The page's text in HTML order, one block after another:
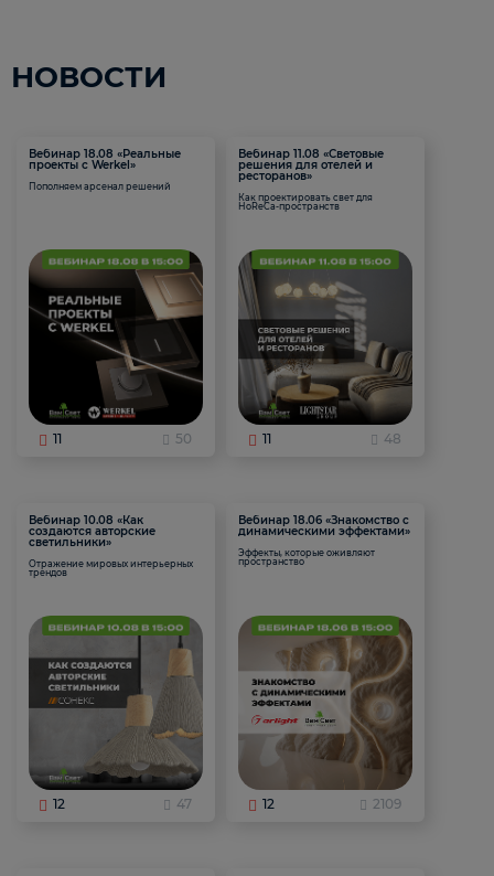
НОВОСТИ
Вебинар 18.08 «Реальные
проекты с Werkel»
Пополняем арсенал решений
11 50
Вебинар 11.08 «Световые
решения для отелей и
ресторанов»
Как проектировать свет для
HoReCa-пространств
11 48
Вебинар 10.08 «Как
создаются авторские
светильники»
Отражение мировых интерьерных
трендов
12 47
Вебинар 18.06 «Знакомство с
динамическими эффектами»
Эффекты, которые оживляют
пространство
12 2109